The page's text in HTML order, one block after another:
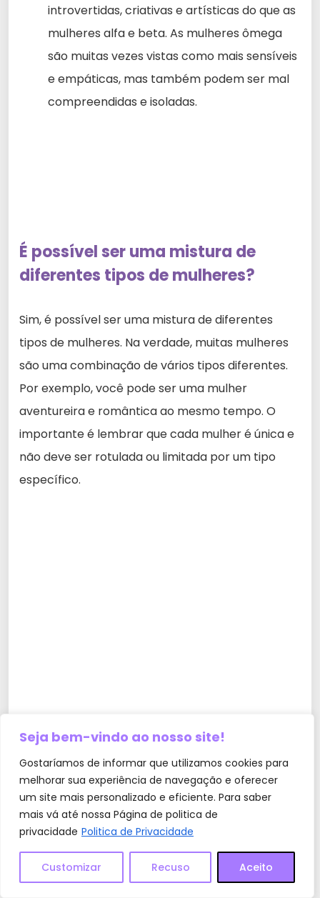
Seja bem-vindo ao nosso site!
Gostaríamos de informar que utilizamos cookies para
melhorar sua experiência de navegação e oferecer
um site mais personalizado e eficiente. Para saber
mais vá até nossa Página de politica de
privacidade Politica de Privacidade
Customizar Recuso Aceito
introvertidas, criativas e artísticas do que as
mulheres alfa e beta. As mulheres ômega
são muitas vezes vistas como mais sensíveis
e empáticas, mas também podem ser mal
compreendidas e isoladas.
É possível ser uma mistura de
diferentes tipos de mulheres?
Sim, é possível ser uma mistura de diferentes
tipos de mulheres. Na verdade, muitas mulheres
são uma combinação de vários tipos diferentes.
Por exemplo, você pode ser uma mulher
aventureira e romântica ao mesmo tempo. O
importante é lembrar que cada mulher é única e
não deve ser rotulada ou limitada por um tipo
específico.